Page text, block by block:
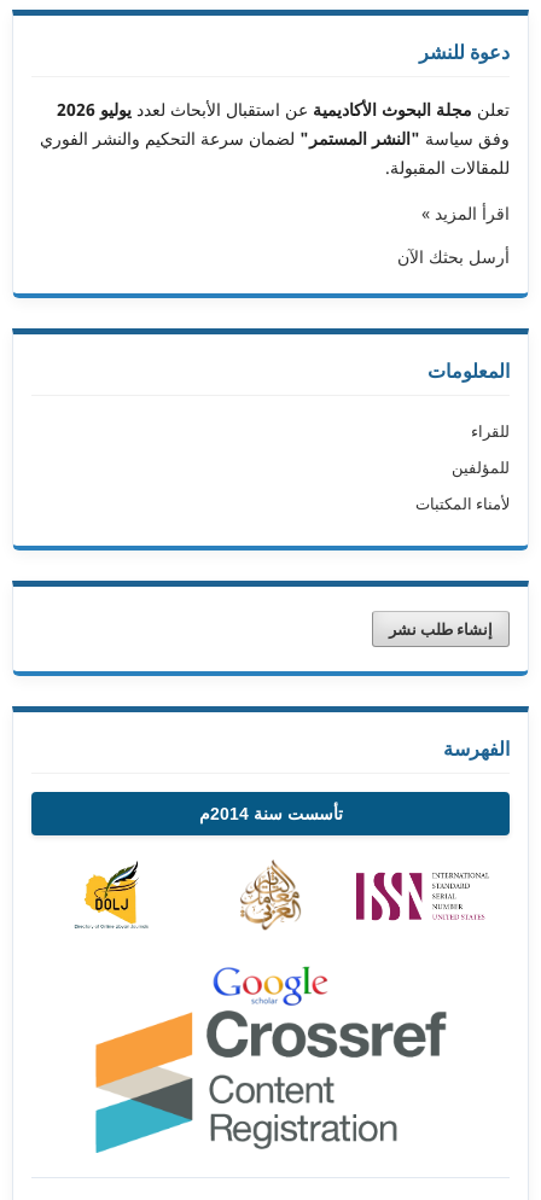
دعوة للنشر
تعلن مجلة البحوث الأكاديمية عن استقبال الأبحاث لعدد يوليو 2026
وفق سياسة "النشر المستمر" لضمان سرعة التحكيم والنشر الفوري
للمقالات المقبولة.
اقرأ المزيد »
أرسل بحثك الآن
المعلومات
للقراء
للمؤلفين
لأمناء المكتبات
إنشاء طلب نشر
الفهرسة
تأسست سنة 2014م